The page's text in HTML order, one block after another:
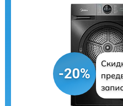
-20%